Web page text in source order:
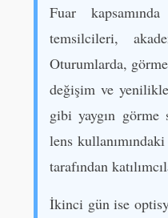
Fuar
temsilcileri,
Oturumlarda,
değişim ve
gibi yaygın görme
lens
tarafından
İkinci gün ise